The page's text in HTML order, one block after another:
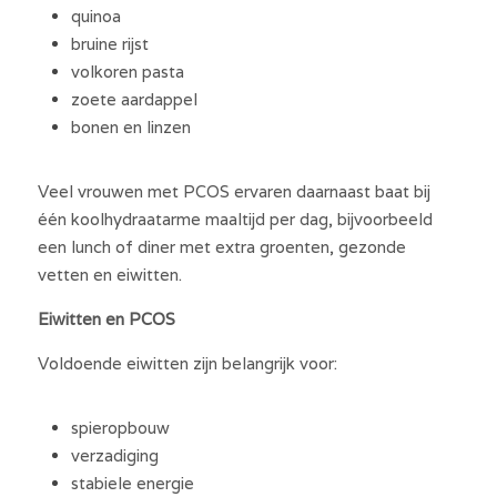
quinoa
bruine rijst
volkoren pasta
zoete aardappel
bonen en linzen
Veel vrouwen met PCOS ervaren daarnaast baat bij
één koolhydraatarme maaltijd per dag, bijvoorbeeld
een lunch of diner met extra groenten, gezonde
vetten en eiwitten.
Eiwitten en PCOS
Voldoende eiwitten zijn belangrijk voor:
spieropbouw
verzadiging
stabiele energie